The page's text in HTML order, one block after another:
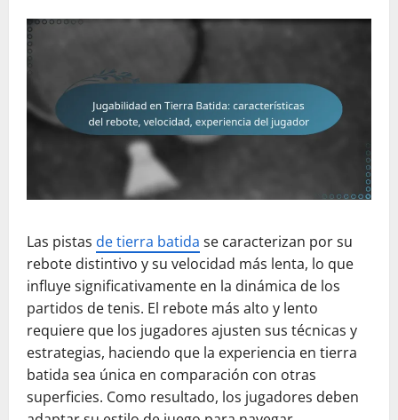
Las pistas de tierra batida se caracterizan por su
rebote distintivo y su velocidad más lenta, lo que
influye significativamente en la dinámica de los
partidos de tenis. El rebote más alto y lento
requiere que los jugadores ajusten sus técnicas y
estrategias, haciendo que la experiencia en tierra
batida sea única en comparación con otras
superficies. Como resultado, los jugadores deben